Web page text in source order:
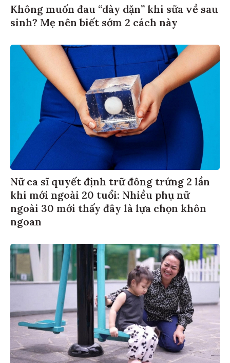
Không muốn đau “dày dặn” khi sữa về sau
sinh? Mẹ nên biết sớm 2 cách này
Nữ ca sĩ quyết định trữ đông trứng 2 lần
khi mới ngoài 20 tuổi: Nhiều phụ nữ
ngoài 30 mới thấy đây là lựa chọn khôn
ngoan